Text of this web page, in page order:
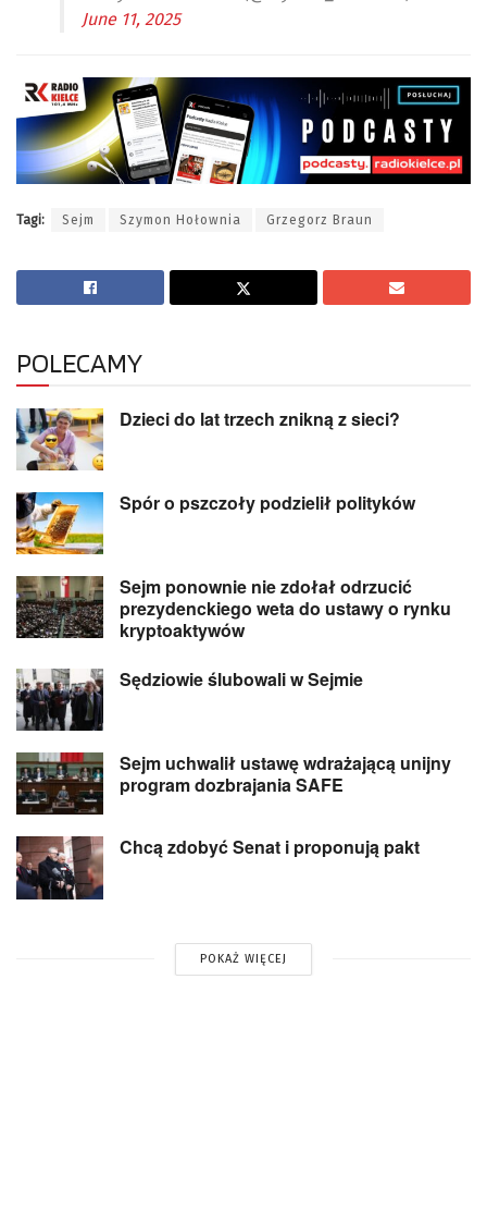
June 11, 2025
Tagi: Sejm Szymon Hołownia Grzegorz Braun
POLECAMY
Dzieci do lat trzech znikną z sieci?
Spór o pszczoły podzielił polityków
Sejm ponownie nie zdołał odrzucić
prezydenckiego weta do ustawy o rynku
kryptoaktywów
Sędziowie ślubowali w Sejmie
Sejm uchwalił ustawę wdrażającą unijny
program dozbrajania SAFE
Chcą zdobyć Senat i proponują pakt
POKAŻ WIĘCEJ